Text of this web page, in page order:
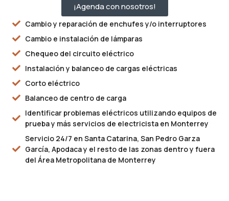
¡Agenda con nosotros!
Cambio y reparación de enchufes y/o interruptores
Cambio e instalación de lámparas
Chequeo del circuito eléctrico
Instalación y balanceo de cargas eléctricas
Corto eléctrico
Balanceo de centro de carga
Identificar problemas eléctricos utilizando equipos de
prueba y más servicios de electricista en Monterrey
Servicio 24/7 en Santa Catarina, San Pedro Garza
García, Apodaca y el resto de las zonas dentro y fuera
del Área Metropolitana de Monterrey